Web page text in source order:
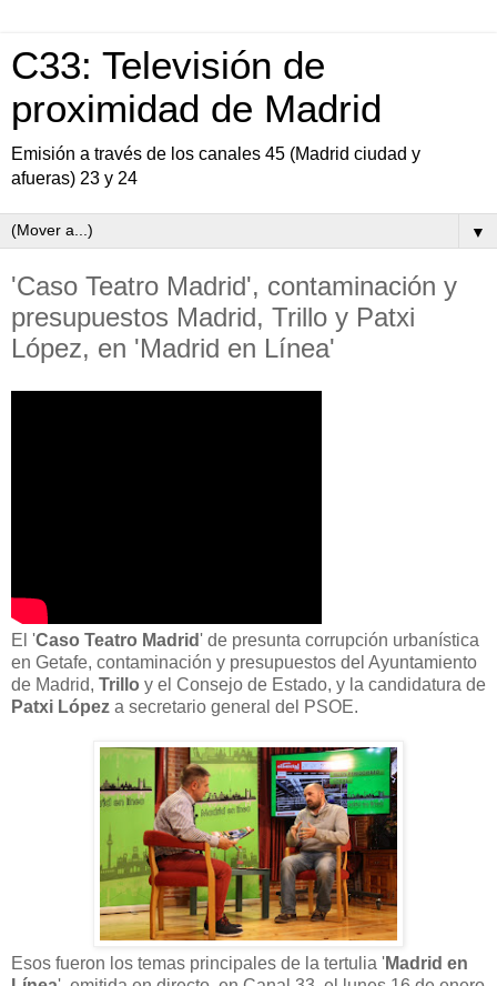
C33: Televisión de
proximidad de Madrid
Emisión a través de los canales 45 (Madrid ciudad y
afueras) 23 y 24
▼
'Caso Teatro Madrid', contaminación y
presupuestos Madrid, Trillo y Patxi
López, en 'Madrid en Línea'
El 'Caso Teatro Madrid' de presunta corrupción urbanística
en Getafe, contaminación y presupuestos del Ayuntamiento
de Madrid, Trillo y el Consejo de Estado, y la candidatura de
Patxi López a secretario general del PSOE.
Esos fueron los temas principales de la tertulia 'Madrid en